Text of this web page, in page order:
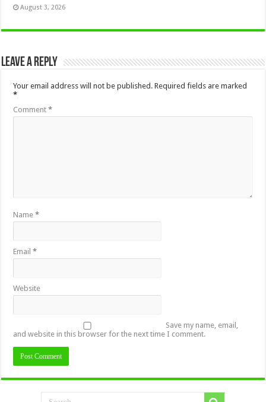
August 3, 2026
Leave a Reply
Your email address will not be published. Required fields are marked
*
Comment*
Name*
Email*
Website
Save my name, email,
and website in this browser for the next time I comment.